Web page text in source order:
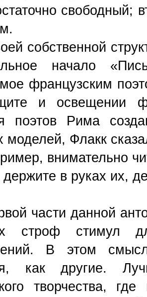
свободный;
собственной
начало
французским
и освещении
поэтов Рима
моделей, Флакк
внимательно
в руках их,
части данной
строф стимул
В этом
как другие.
творчества,